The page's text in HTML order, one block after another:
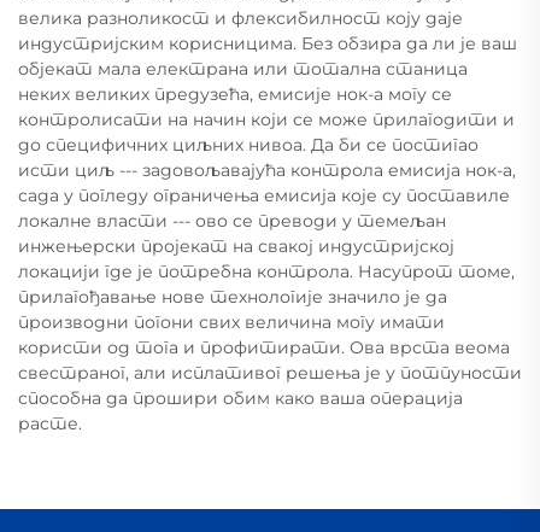
велика разноликост и флексибилност коју даје
индустријским корисницима. Без обзира да ли је ваш
објекат мала електрана или тотална станица
неких великих предузећа, емисије нок-а могу се
контролисати на начин који се може прилагодити и
до специфичних циљних нивоа. Да би се постигао
исти циљ --- задовољавајућа контрола емисија нок-а,
сада у погледу ограничења емисија које су поставиле
локалне власти --- ово се преводи у темељан
инжењерски пројекат на свакој индустријској
локацији где је потребна контрола. Насупрот томе,
прилагођавање нове технологије значило је да
производни погони свих величина могу имати
користи од тога и профитирати. Ова врста веома
свестраног, али исплативог решења је у потпуности
способна да прошири обим како ваша операција
расте.